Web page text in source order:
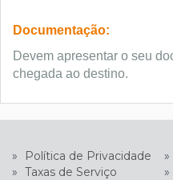
Documentação:
Devem apresentar o seu
chegada ao destino.
» Política de Privacidade »
» Taxas de Serviço »